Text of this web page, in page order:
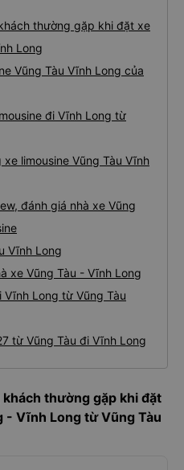
thường gặp khi đặt xe
Long
Vũng Tàu Vĩnh Long của
đi Vĩnh Long từ
xe limousine Vũng Tàu Vĩnh
đánh giá nhà xe Vũng
Vĩnh Long
xe Vũng Tàu - Vĩnh Long
Vĩnh Long từ Vũng Tàu
từ Vũng Tàu đi Vĩnh Long
thường gặp khi đặt
- Vĩnh Long từ Vũng Tàu